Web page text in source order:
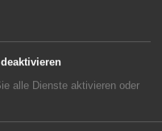
Busverkehr ist
wird ähnlich der
Tagen
der
alle Dienste aktivieren oder